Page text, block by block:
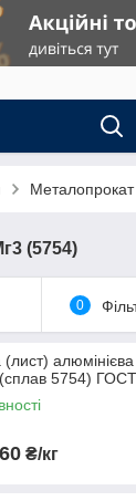
Металопрокат
(5754)
0
(лист)
5754)
₴/кг